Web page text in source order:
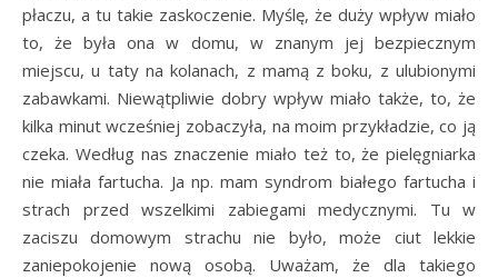
płaczu, a tu takie zaskoczenie. Myślę, że duży wpływ miało
to, że była ona w domu, w znanym jej bezpiecznym
miejscu, u taty na kolanach, z mamą z boku, z ulubionymi
zabawkami. Niewątpliwie dobry wpływ miało także, to, że
kilka minut wcześniej zobaczyła, na moim przykładzie, co ją
czeka. Według nas znaczenie miało też to, że pielęgniarka
nie miała fartucha. Ja np. mam syndrom białego fartucha i
strach przed wszelkimi zabiegami medycznymi. Tu w
zaciszu domowym strachu nie było, może ciut lekkie
zaniepokojenie nową osobą. Uważam, że dla takiego